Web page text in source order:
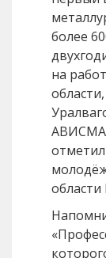
более
на